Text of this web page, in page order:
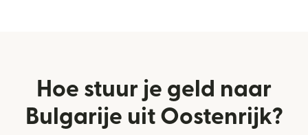
Hoe stuur je geld naar
Bulgarije uit Oostenrijk?